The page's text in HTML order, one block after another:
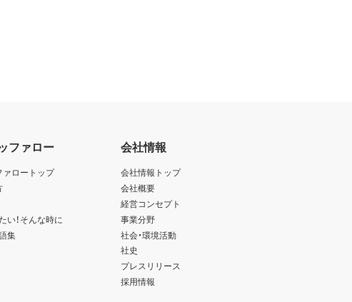
ファロー
ロートップ
い！そんな時に
集
会社情報
会社情報トップ
会社概要
経営コンセプト
事業分野
社会・環境活動
社史
プレスリリース
採用情報